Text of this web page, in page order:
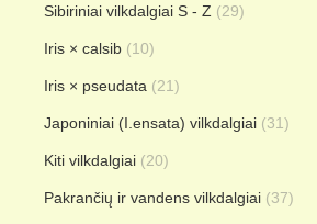
Sibiriniai vilkdalgiai S - Z (29)
Iris × calsib (10)
Iris × pseudata (21)
Japoniniai (I.ensata) vilkdalgiai (31)
Kiti vilkdalgiai (20)
Pakrančių ir vandens vilkdalgiai (37)